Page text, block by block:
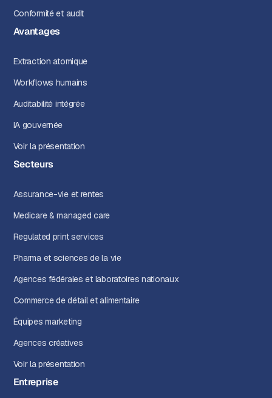
Conformité et audit
Avantages
Extraction atomique
Workflows humains
Auditabilité intégrée
IA gouvernée
Voir la présentation
Secteurs
Assurance-vie et rentes
Medicare & managed care
Regulated print services
Pharma et sciences de la vie
Agences fédérales et laboratoires nationaux
Commerce de détail et alimentaire
Équipes marketing
Agences créatives
Voir la présentation
Entreprise